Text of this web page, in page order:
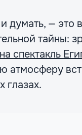
думать, —
тайны:
спектакль
атмосферу
глазах.